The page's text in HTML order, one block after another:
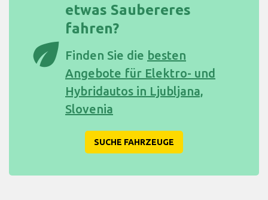
eco
etwas Saubereres
fahren?
Finden Sie die besten
Angebote für Elektro- und
Hybridautos in Ljubljana,
Slovenia
SUCHE FAHRZEUGE